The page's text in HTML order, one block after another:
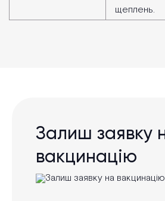
щеплень.
Залиш заявку
вакцинацію